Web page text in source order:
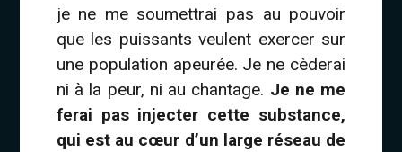
je ne me soumettrai pas au pouvoir
que les puissants veulent exercer sur
une population apeurée. Je ne cèderai
ni à la peur, ni au chantage. Je ne me
ferai pas injecter cette substance,
qui est au cœur d’un large réseau de